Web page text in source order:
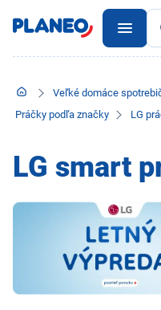
Veľké domáce
Práčky podľa značky
LG
LG smart